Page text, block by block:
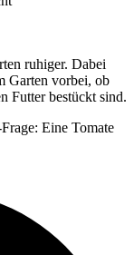
ruhiger. Dabei
Garten vorbei, ob
Futter bestückt sind.
Eine Tomate